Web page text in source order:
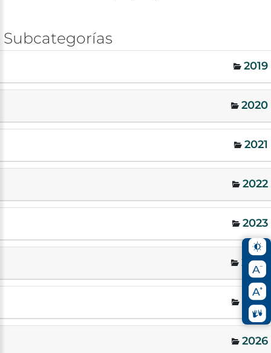
Subcategorías
2019
2020
2021
2022
2023
2024
2025
2026